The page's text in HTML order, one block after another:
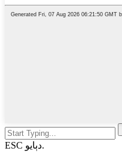
ESC دٻايو.